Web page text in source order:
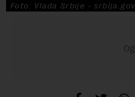
Foto: Vlada Srbije -